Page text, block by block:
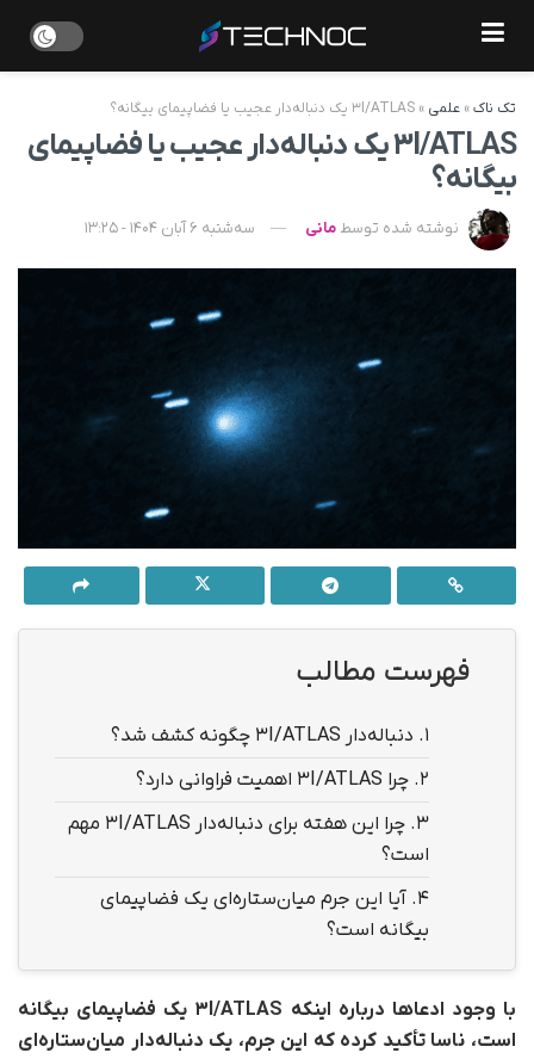
تک ناک» علمی » ۳I/ATLAS یک دنباله‌دار عجیب یا فضاپیمای بیگانه؟
۳I/ATLAS یک دنباله‌دار عجیب یا فضاپیمای
بیگانه؟
نوشته شده توسط مانی سه‌شنبه 6 آبان 1404 - 13:25
فهرست مطالب
1. دنباله‌دار ۳I/ATLAS چگونه کشف شد؟
2. چرا ۳I/ATLAS اهمیت فراوانی دارد؟
3.
چرا این هفته برای دنباله‌دار ۳I/ATLAS مهم
است؟
4. آیا این جرم میان‌ستاره‌ای یک فضاپیمای
بیگانه است؟
با وجود ادعاها درباره اینکه ۳I/ATLAS یک فضاپیمای بیگانه
است، ناسا تأکید کرده که این جرم، یک دنباله‌دار میان‌ستاره‌ای